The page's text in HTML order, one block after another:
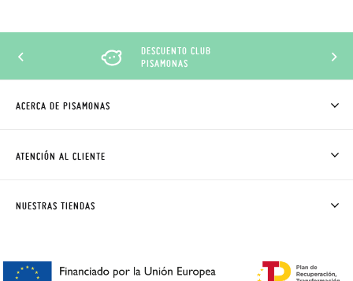
DESCUENTO CLUB
PISAMONAS
ACERCA DE PISAMONAS
CÓMO COMPRAR
AVISO LEGAL, PRIVACIDAD Y COOKIES
ATENCIÓN AL CLIENTE
PREGUNTAS FRECUENTES
NUESTRAS TIENDAS